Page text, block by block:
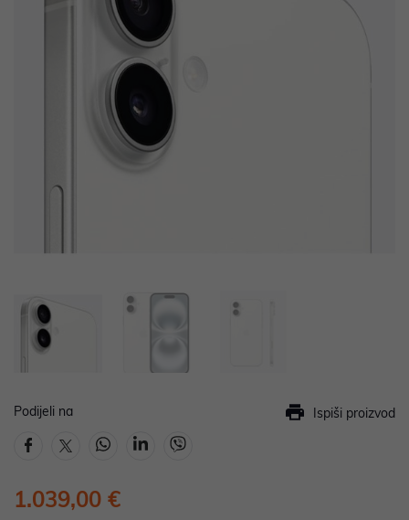
Podijeli na Ispiši proizvod
1.039,00 €